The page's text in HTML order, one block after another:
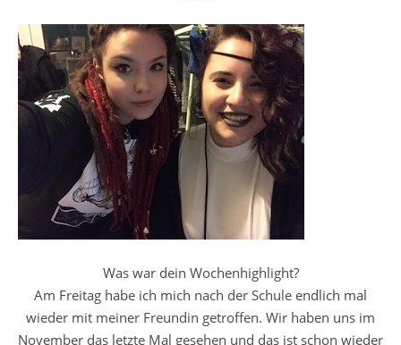
Was war dein Wochenhighlight?
Am Freitag habe ich mich nach der Schule endlich mal
wieder mit meiner Freundin getroffen. Wir haben uns im
November das letzte Mal gesehen und das ist schon wieder